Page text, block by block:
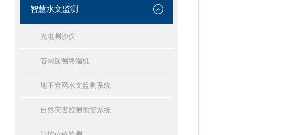
智慧水文监测
光电测沙仪
管网遥测终端机
地下管网水文监测系统
自然灾害监测预警系统